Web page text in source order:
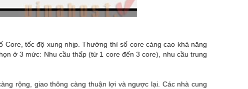
tốc độ xung nhịp. Thường thì số core càng cao khả năng
ở 3 mức: Nhu cầu thấp (từ 1 core đến 3 core), nhu cầu trung
rộng, giao thông càng thuận lợi và ngược lại. Các nhà cung